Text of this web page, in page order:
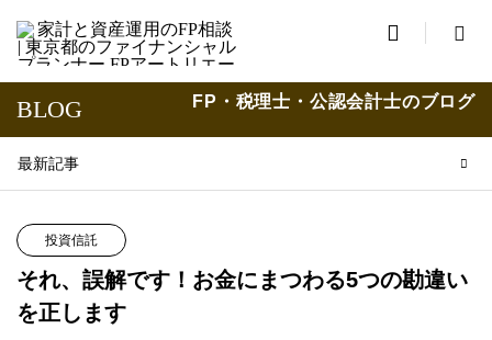

BLOG FP・税理士・公認会計士のブログ
最新記事
投資信託
それ、誤解です！お金にまつわる5つの勘違い
を正します